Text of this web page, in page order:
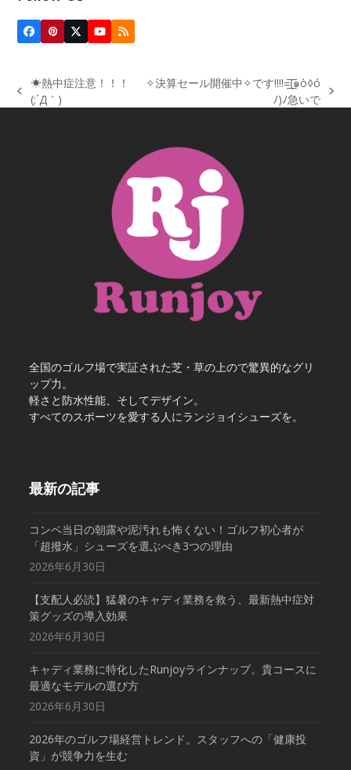
Facebook
Pinterest
Twitter
(deprecated)
YouTube
RSS
previous
☀熱中症注意！！！
(;´Д｀)
✧決算セール開催中✧です!!!!=͟͟͞͞(๑ò◊ó
ﾉ)ﾉ急いで
全国のゴルフ場で実証された芝・草の上ので驚異的なグリ
ップ力。
軽さと防水性能、そしてデザイン。
すべてのスポーツを愛する人にランジョイシューズを。
最新の記事
コンペ当日の朝露や泥汚れも怖くない！ゴルフ初心者が
「超撥水」シューズを選ぶべき3つの理由
2026年6月30日
【支配人必読】猛暑のキャディ業務を救う、最新熱中症対
策グッズの導入効果
2026年6月30日
キャディ業務に特化したRunjoyラインナップ。貴コースに
最適なモデルの選び方
2026年6月30日
2026年のゴルフ場経営トレンド。スタッフへの「健康投
資」が競争力を生む